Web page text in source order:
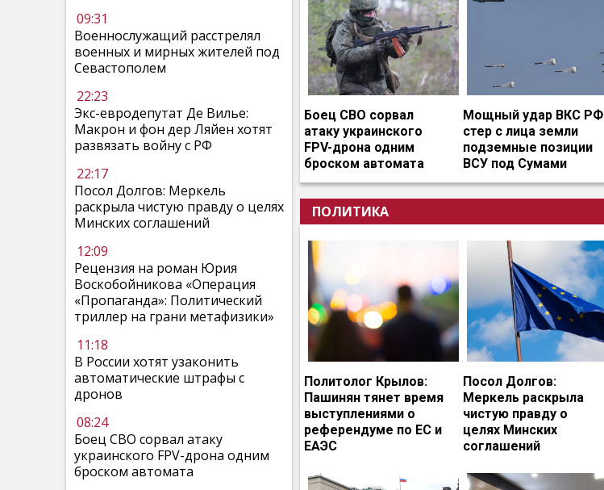
09:31
Военнослужащий расстрелял
военных и мирных жителей под
Севастополем
22:23
Экс-евродепутат Де Вилье:
Макрон и фон дер Ляйен хотят
развязать войну с РФ
22:17
Посол Долгов: Меркель
раскрыла чистую правду о целях
Минских соглашений
12:09
Рецензия на роман Юрия
Воскобойникова «Операция
«Пропаганда»: Политический
триллер на грани метафизики»
11:18
В России хотят узаконить
автоматические штрафы с
дронов
08:24
Боец СВО сорвал атаку
украинского FPV-дрона одним
броском автомата
Боец СВО сорвал
атаку украинского
FPV-дрона одним
броском автомата
Мощный удар ВКС РФ
стер с лица земли
подземные позиции
ВСУ под Сумами
ПОЛИТИКА
Политолог Крылов:
Пашинян тянет время
выступлениями о
референдуме по ЕС и
ЕАЭС
Посол Долгов:
Меркель раскрыла
чистую правду о
целях Минских
соглашений